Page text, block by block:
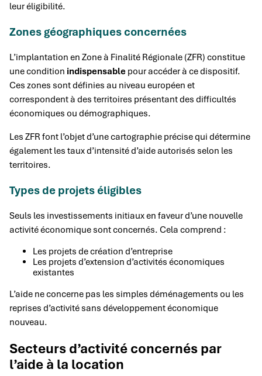
leur éligibilité.
Zones géographiques concernées
L’implantation en Zone à Finalité Régionale (ZFR) constitue
une condition indispensable pour accéder à ce dispositif.
Ces zones sont définies au niveau européen et
correspondent à des territoires présentant des difficultés
économiques ou démographiques.
Les ZFR font l’objet d’une cartographie précise qui détermine
également les taux d’intensité d’aide autorisés selon les
territoires.
Types de projets éligibles
Seuls les investissements initiaux en faveur d’une nouvelle
activité économique sont concernés. Cela comprend :
Les projets de création d’entreprise
Les projets d’extension d’activités économiques
existantes
L’aide ne concerne pas les simples déménagements ou les
reprises d’activité sans développement économique
nouveau.
Secteurs d’activité concernés par
l’aide à la location